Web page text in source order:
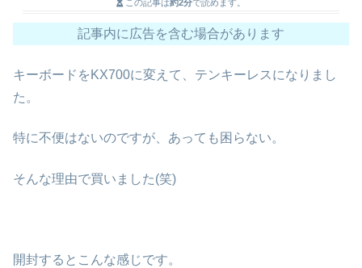
この記事は約2分で読めます。
記事内に広告を含む場合があります
キーボードをKX700に変えて、テンキーレスになりまし
た。
特に不便はないのですが、あっても困らない。
そんな理由で買いました(笑)
開封するとこんな感じです。